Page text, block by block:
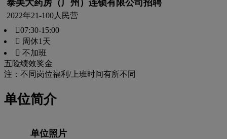
泰美大药房（广州）连锁有限公司招聘
2022年21-100人 民营
07:30-15:00
 周休1天
 不加班
五险绩效奖金
注：不同岗位福利/上班时间有所不同
单位简介
单位照片